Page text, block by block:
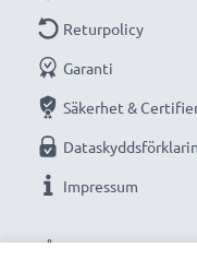
Cellteknik: litium
Kapacitet:
VÅRA
Returpolicy
Garanti
Säkerhet &
Impressum